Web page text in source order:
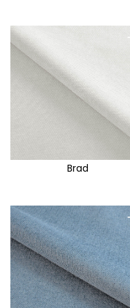
Brad